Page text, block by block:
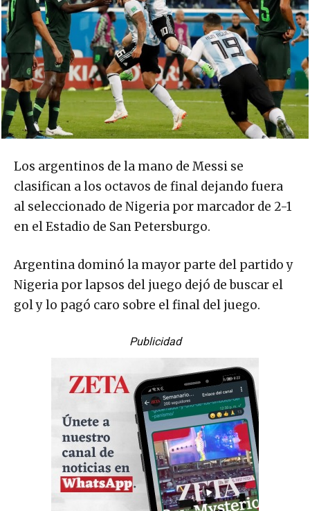
Los argentinos de la mano de Messi se
clasifican a los octavos de final dejando fuera
al seleccionado de Nigeria por marcador de 2-1
en el Estadio de San Petersburgo.
Argentina dominó la mayor parte del partido y
Nigeria por lapsos del juego dejó de buscar el
gol y lo pagó caro sobre el final del juego.
Publicidad